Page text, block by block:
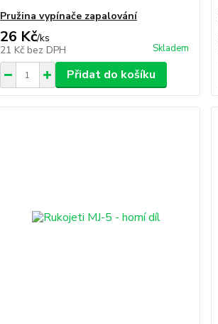
Pružina vypínače zapalování
26 Kč/ks
21 Kč bez DPH Skladem
Přidat do košíku